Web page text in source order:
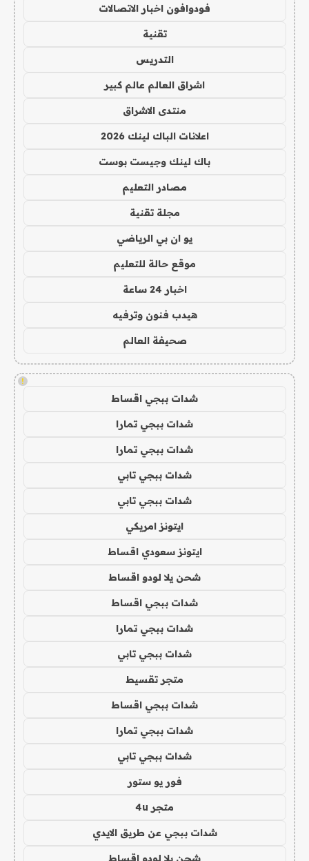
فودوافون اخبار الاتصالات
تقنية
التدريس
اشراق العالم عالم كبير
منتدى الاشراق
اعلانات الباك لينك 2026
باك لينك وجيست بوست
مصادر التعليم
مجلة تقنية
يو ان بي الرياضي
موقع حالة للتعليم
اخبار 24 ساعة
هيدب فنون وترفيه
صحيفة العالم
!
شدات ببجي اقساط
شدات ببجي تمارا
شدات ببجي تمارا
شدات ببجي تابي
شدات ببجي تابي
ايتونز امريكي
ايتونز سعودي اقساط
شحن يلا لودو اقساط
شدات ببجي اقساط
شدات ببجي تمارا
شدات ببجي تابي
متجر تقسيط
شدات ببجي اقساط
شدات ببجي تمارا
شدات ببجي تابي
فور يو ستور
متجر 4u
شدات ببجي عن طريق الايدي
شحن يلا لودو اقساط